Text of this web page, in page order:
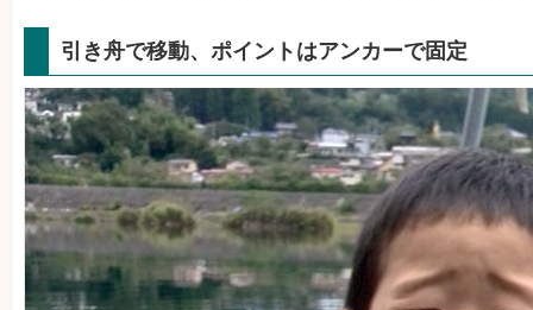
引き舟で移動、ポイントはアンカーで固定